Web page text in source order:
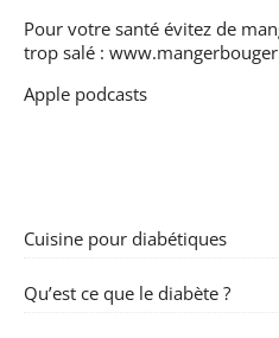
Pour votre santé évitez de
trop salé :
Apple podcasts
Cuisine pour diabétiques
Qu’est ce que le diabète ?